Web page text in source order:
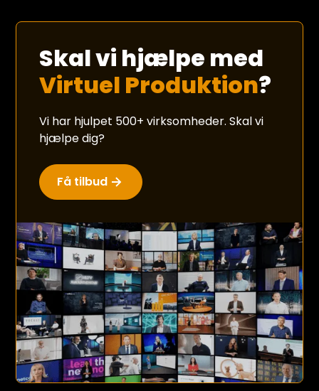
Skal vi hjælpe med
Virtuel Produktion?
Vi har hjulpet 500+ virksomheder. Skal vi
hjælpe dig?
Få tilbud